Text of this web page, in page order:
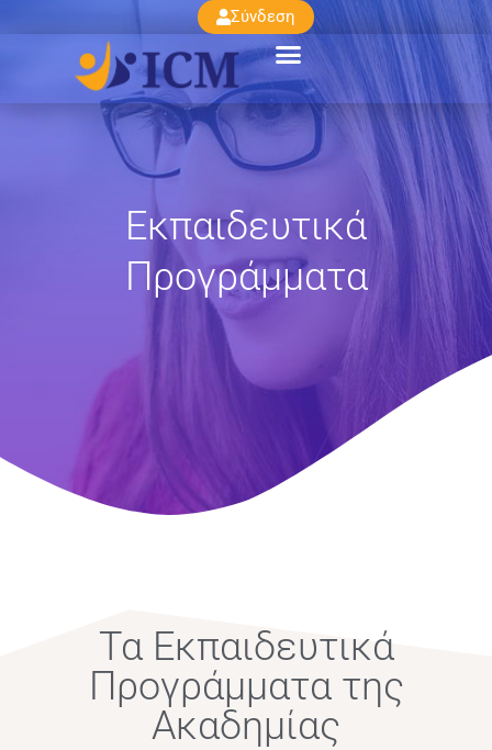
Σύνδεση
Εκπαιδευτικά
Προγράμματα
Τα Εκπαιδευτικά
Προγράμματα της
Ακαδημίας